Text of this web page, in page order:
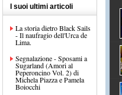
I suoi ultimi articoli
La storia dietro Black Sails
- Il naufragio dell'Urca de
Lima.
Segnalazione - Sposami a
Sugarland (Amori al
Peperoncino Vol. 2) di
Michela Piazza e Pamela
Boiocchi